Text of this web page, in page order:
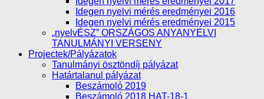
Idegen nyelvi mérés eredményei 2016
Idegen nyelvi mérés eredményei 2015
„nyelvÉSZ” ORSZÁGOS ANYANYELVI
TANULMÁNYI VERSENY
Projectek/Pályázatok
Tanulmányi ösztöndíj pályázat
Határtalanul pályázat
Beszámoló 2019
Beszámoló 2018 HAT-18-1